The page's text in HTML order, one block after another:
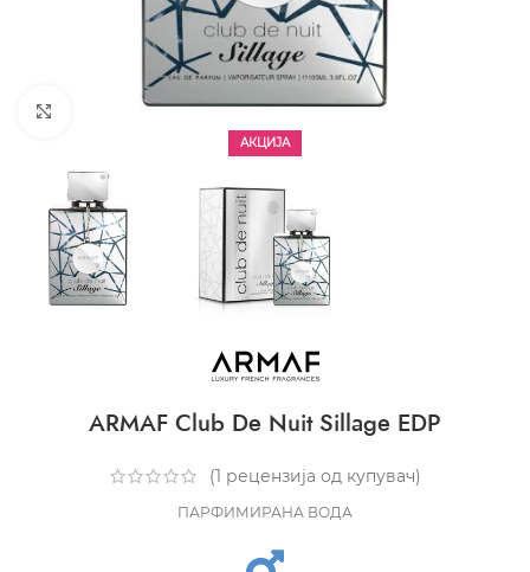
АКЦИЈА
CLICK TO ENLARGE
ARMAF Club De Nuit Sillage EDP
(1 рецензија од купувач)
ПАРФИМИРАНА ВОДА